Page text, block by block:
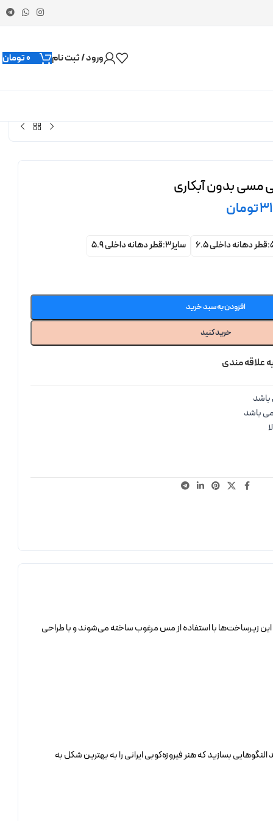
ورود / ثبت نام 0تومان
مسی بدون آبکاری
تومان
سایز3:قطر دهانه داخلی 5.9
افزودن به سبد خرید
خرید کنید
علاقه مندی
باشد
این زیرساخت‌ها با استفاده از مس مرغوب ساخته می‌شوند و با طراحی
بسازید که هنر فیروزه‌کوبی ایرانی را به بهترین شکل به